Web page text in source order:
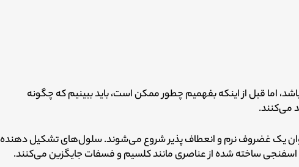
اما قبل از اینکه بفهمیم چطور ممکن است، باید ببینیم که چگونه
می‌کنند.
یک غضروف نرم و انعطاف پذیر شروع می‌شوند.سلول‌های تشکیل دهنده
ساخته شده از عناصری مانند کلسیم و فسفات جایگزین می‌کنند.